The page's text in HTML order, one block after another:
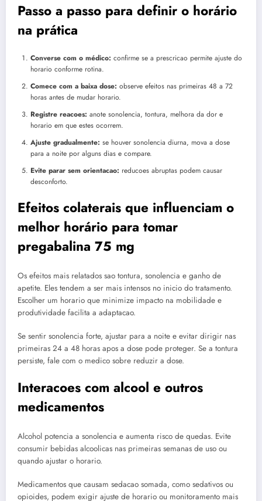
Passo a passo para definir o horário
na prática
Converse com o médico: confirme se a prescricao permite ajuste do
horario conforme rotina.
Comece com a baixa dose: observe efeitos nas primeiras 48 a 72
horas antes de mudar horario.
Registre reacoes: anote sonolencia, tontura, melhora da dor e
horario em que estes ocorrem.
Ajuste gradualmente: se houver sonolencia diurna, mova a dose
para a noite por alguns dias e compare.
Evite parar sem orientacao: reducoes abruptas podem causar
desconforto.
Efeitos colaterais que influenciam o
melhor horário para tomar
pregabalina 75 mg
Os efeitos mais relatados sao tontura, sonolencia e ganho de
apetite. Eles tendem a ser mais intensos no inicio do tratamento.
Escolher um horario que minimize impacto na mobilidade e
produtividade facilita a adaptacao.
Se sentir sonolencia forte, ajustar para a noite e evitar dirigir nas
primeiras 24 a 48 horas apos a dose pode proteger. Se a tontura
persiste, fale com o medico sobre reduzir a dose.
Interacoes com alcool e outros
medicamentos
Alcohol potencia a sonolencia e aumenta risco de quedas. Evite
consumir bebidas alcoolicas nas primeiras semanas de uso ou
quando ajustar o horario.
Medicamentos que causam sedacao somada, como sedativos ou
opioides, podem exigir ajuste de horario ou monitoramento mais